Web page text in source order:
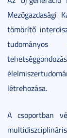
Mezőgazdasági
tömörítő
tudományos
létrehozása.
A csoportban